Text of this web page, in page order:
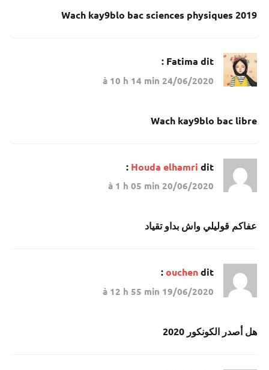
Wach kay9blo bac sciences physiques 2019
Fatima dit :
24/06/2020 à 10 h 14 min
Wach kay9blo bac libre
Houda elhamri dit :
20/06/2020 à 1 h 05 min
عفاكم قوليلي واش بداو تقياد
ouchendit :
19/06/2020 à 12 h 55 min
هل أصدر الكونكور 2020